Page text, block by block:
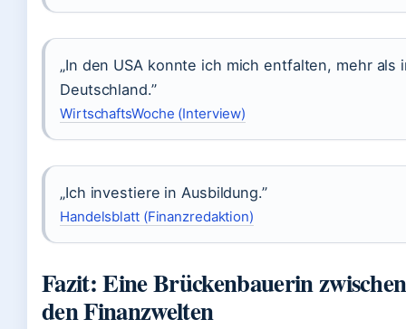
„In den USA konnte ich mich entfalten, mehr als
Deutschland.”
WirtschaftsWoche (Interview)
„Ich investiere in Ausbildung.”
Handelsblatt (Finanzredaktion)
Fazit: Eine Brückenbauerin zwischen
den Finanzwelten